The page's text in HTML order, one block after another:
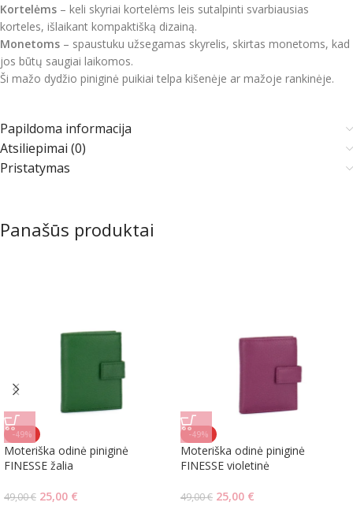
Kortelėms – keli skyriai kortelėms leis sutalpinti svarbiausias
korteles, išlaikant kompaktišką dizainą.
Monetoms – spaustuku užsegamas skyrelis, skirtas monetoms, kad
jos būtų saugiai laikomos.
Ši mažo dydžio piniginė puikiai telpa kišenėje ar mažoje rankinėje.
Papildoma informacija
Atsiliepimai (0)
Pristatymas
Panašūs produktai
-49%
Moteriška odinė piniginė
FINESSE žalia
49,00€ 25,00 €
-49%
Moteriška odinė piniginė
FINESSE violetinė
49,00€ 25,00 €